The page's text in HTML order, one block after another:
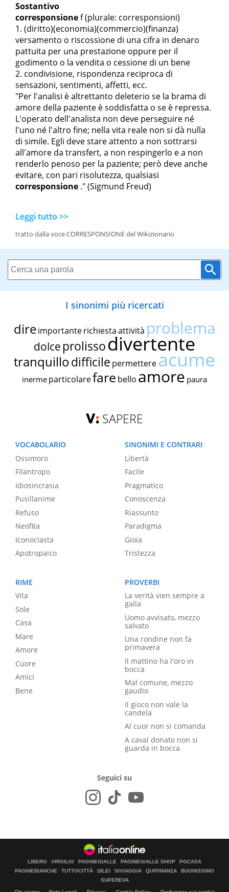
Sostantivo
corresponsionef(plurale: corresponsioni)
(diritto)(economia)(commercio)(finanza)
versamento o riscossione di una cifra in denaro
pattuita per una prestazione oppure per il
godimento o la vendita o cessione di un bene
condivisione, rispondenza reciproca di
sensazioni, sentimenti, affetti, ecc.
"Per l'analisi è altrettanto deleterio se la brama di
amore della paziente è soddisfatta o se è repressa.
L'operato dell'analista non deve perseguire né
l'uno né l'altro fine; nella vita reale non si dà nulla
di simile. Egli deve stare attento a non sottrarsi
all'amore da transfert, a non respingerlo e a non
renderlo penoso per la paziente; però deve anche
evitare, con pari risolutezza, qualsiasi
corresponsione ." (Sigmund Freud)
Leggi tutto >>
tratto dalla voce CORRESPONSIONE del Wikizionario
I sinonimi più ricercati
dire importante richiestaattività problema
dolce prolissodivertente
tranquillodifficile permettereacume
inerme particolarefare bello amore paura
SAPERE
VOCABOLARIO
Ossimoro
Filantropo
Idiosincrasia
Pusillanime
Refuso
Neofita
Iconoclasta
Apotropaico
SINONIMI E CONTRARI
Libertà
Facile
Pragmatico
Conoscenza
Riassunto
Paradigma
Gioia
Tristezza
RIME
Vita
Sole
Casa
Mare
Amore
Cuore
Amici
Bene
PROVERBI
La verità vien sempre a
galla
Uomo avvisato, mezzo
salvato
Una rondine non fa
primavera
Il mattino ha l'oro in
bocca
Mal comune, mezzo
gaudio
Il gioco non vale la
candela
Al cuor non si comanda
A caval donato non si
guarda in bocca
Seguici su
LIBERO VIRGILIO PAGINEGIALLE PAGINEGIALLE SHOP
PGCASA
PAGINEBIANCHE
TUTTOCITTÀ DILEI SIVIAGGIA QUIFINANZA
BUONISSIMO
SUPEREVA